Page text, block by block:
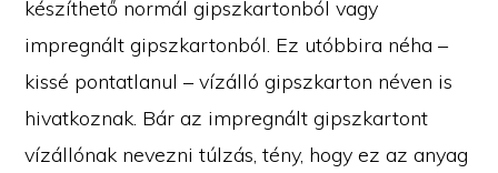
készíthető normál gipszkartonból vagy
impregnált gipszkartonból. Ez utóbbira néha –
kissé pontatlanul – vízálló gipszkarton néven is
hivatkoznak. Bár az impregnált gipszkartont
vízállónak nevezni túlzás, tény, hogy ez az anyag